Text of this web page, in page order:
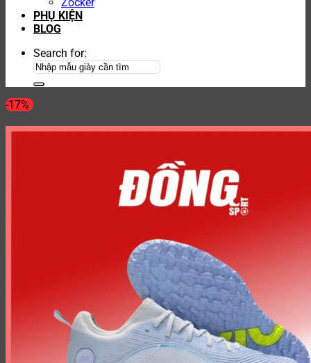
PHỤ KIỆN
BLOG
Search for:
-17%